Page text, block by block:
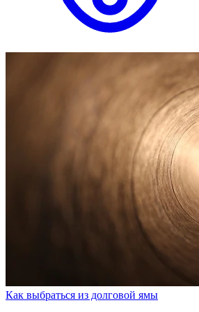
Как выбраться из долговой ямы